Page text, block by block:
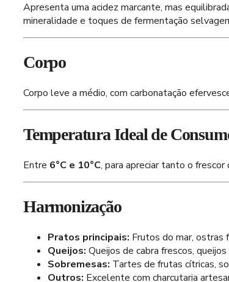
Apresenta uma acidez marcante, mas
mineralidade e toques de fermentação
Corpo
Corpo leve a médio, com carbonatação
Temperatura Ideal de
Entre 6°C e 10°C, para apreciar tanto o
Harmonização
Pratos principais: Frutos do mar, ostras
Queijos: Queijos de cabra frescos,
Sobremesas: Tartes de frutas cítricas,
Outros: Excelente com charcutaria